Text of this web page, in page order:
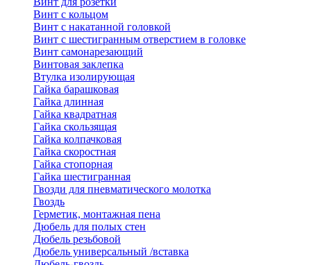
Винт с кольцом
Винт с накатанной головкой
Винт с шестигранным отверстием в головке
Винт самонарезающий
Винтовая заклепка
Втулка изолирующая
Гайка барашковая
Гайка длинная
Гайка квадратная
Гайка скользящая
Гайка колпачковая
Гайка скоростная
Гайка стопорная
Гайка шестигранная
Гвозди для пневматического молотка
Гвоздь
Герметик, монтажная пена
Дюбель для полых стен
Дюбель резьбовой
Дюбель универсальный /вставка